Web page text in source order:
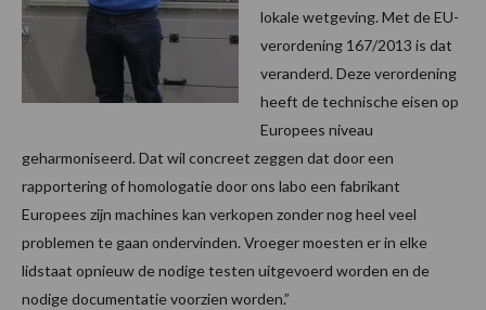
lokale wetgeving. Met de EU-
verordening 167/2013 is dat
veranderd. Deze verordening
heeft de technische eisen op
Europees niveau
geharmoniseerd. Dat wil concreet zeggen dat door een
rapportering of homologatie door ons labo een fabrikant
Europees zijn machines kan verkopen zonder nog heel veel
problemen te gaan ondervinden. Vroeger moesten er in elke
lidstaat opnieuw de nodige testen uitgevoerd worden en de
nodige documentatie voorzien worden.”